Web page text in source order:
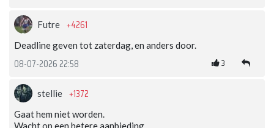
Futre +4261
Deadline geven tot zaterdag, en anders door.
08-07-2026 22:58 3
stellie +1372
Gaat hem niet worden.
Wacht op een betere aanbieding.